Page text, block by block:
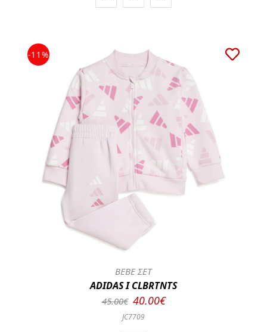
-11%
BEBE ΣΕΤ
ADIDAS I CLBRTNTS
45.00€ 40.00€
JC7709